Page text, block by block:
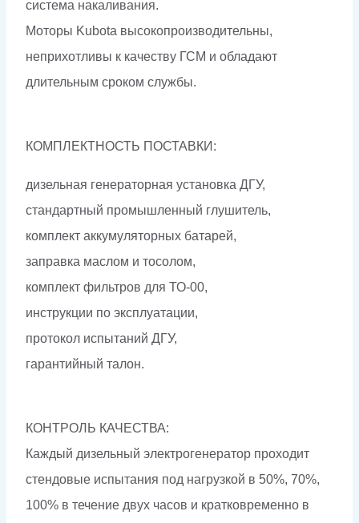
система накаливания.
Моторы Kubota высокопроизводительны,
неприхотливы к качеству ГСМ и обладают
длительным сроком службы.
КОМПЛЕКТНОСТЬ ПОСТАВКИ:
дизельная генераторная установка ДГУ,
стандартный промышленный глушитель,
комплект аккумуляторных батарей,
заправка маслом и тосолом,
комплект фильтров для ТО-00,
инструкции по эксплуатации,
протокол испытаний ДГУ,
гарантийный талон.
КОНТРОЛЬ КАЧЕСТВА:
Каждый дизельный электрогенератор проходит
стендовые испытания под нагрузкой в 50%, 70%,
100% в течение двух часов и кратковременно в